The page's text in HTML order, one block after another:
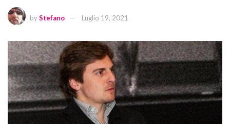
byStefano Luglio 19, 2021